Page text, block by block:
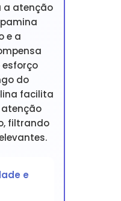
a atenção
e a
do
facilita
filtrando
e